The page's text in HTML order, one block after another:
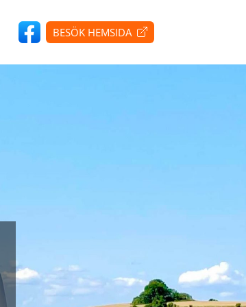
BESÖK HEMSIDA